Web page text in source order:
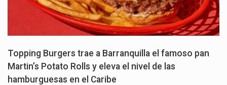
Topping Burgers trae a Barranquilla el famoso pan
Martin’s Potato Rolls y eleva el nivel de las
hamburguesas en el Caribe